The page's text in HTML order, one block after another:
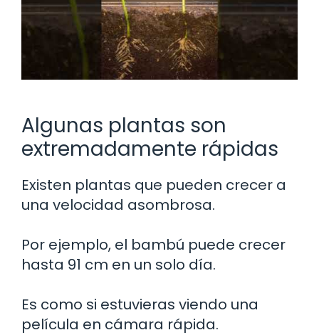
Algunas plantas son
extremadamente rápidas
Existen plantas que pueden crecer a
una velocidad asombrosa.
Por ejemplo, el bambú puede crecer
hasta 91 cm en un solo día.
Es como si estuvieras viendo una
película en cámara rápida.